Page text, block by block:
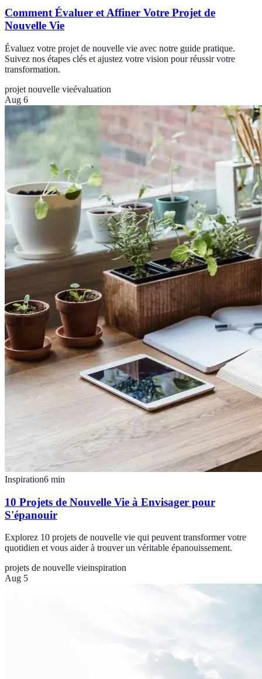
Comment Évaluer et Affiner Votre Projet de
Nouvelle Vie
Évaluez votre projet de nouvelle vie avec notre guide pratique.
Suivez nos étapes clés et ajustez votre vision pour réussir votre
transformation.
projet nouvelle vieévaluation
Aug 6
Inspiration6 min
10 Projets de Nouvelle Vie à Envisager pour
S'épanouir
Explorez 10 projets de nouvelle vie qui peuvent transformer votre
quotidien et vous aider à trouver un véritable épanouissement.
projets de nouvelle vieinspiration
Aug 5